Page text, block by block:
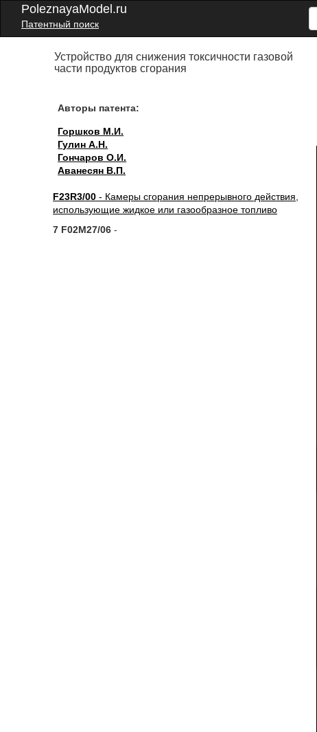
PoleznayaModel.ru
Патентный поиск
Устройство для снижения токсичности газовой
части продуктов сгорания
Авторы патента:
Горшков М.И.
Гулин А.Н.
Гончаров О.И.
Аванесян В.П.
F23R3/00 - Камеры сгорания непрерывного действия,
использующие жидкое или газообразное топливо
7 F02M27/06 -